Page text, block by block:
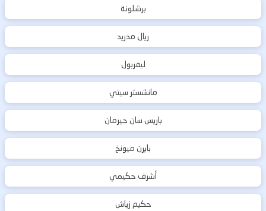
برشلونة
ريال مدريد
ليفربول
مانشستر سيتي
باريس سان جيرمان
بايرن ميونخ
أشرف حكيمي
حكيم زياش